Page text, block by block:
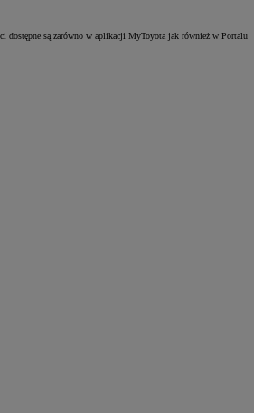
dostępne są zarówno w aplikacji MyToyota jak również w Portalu